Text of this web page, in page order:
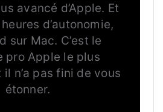
avancé d’Apple. Et
d’autonomie,
sur Mac. C’est le
pro Apple le plus
n’a pas fini de vous
étonner.